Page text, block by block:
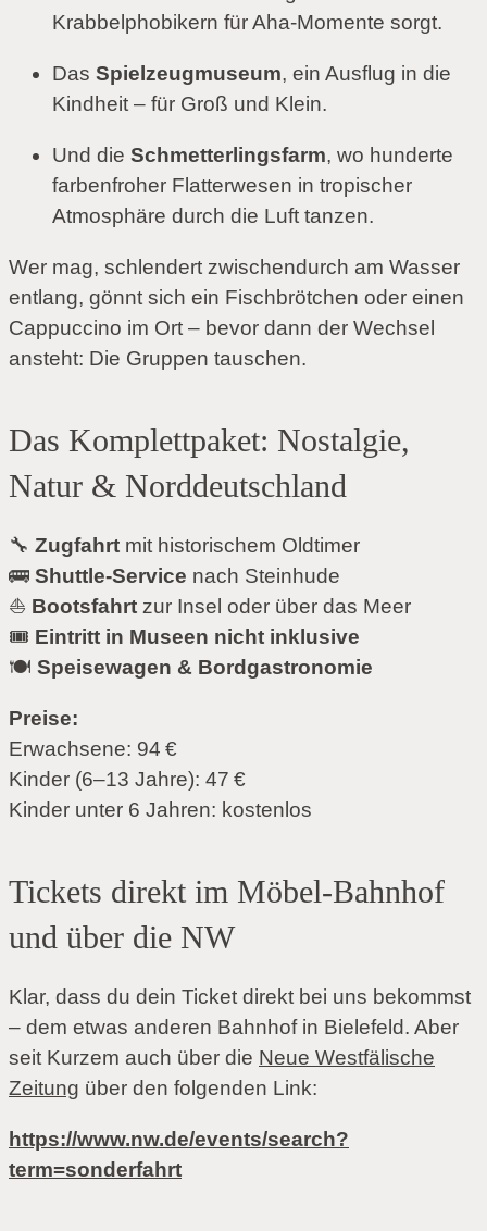
Krabbelphobikern für Aha-Momente sorgt.
Das Spielzeugmuseum, ein Ausflug in die
Kindheit – für Groß und Klein.
Und die Schmetterlingsfarm, wo hunderte
farbenfroher Flatterwesen in tropischer
Atmosphäre durch die Luft tanzen.
Wer mag, schlendert zwischendurch am Wasser
entlang, gönnt sich ein Fischbrötchen oder einen
Cappuccino im Ort – bevor dann der Wechsel
ansteht: Die Gruppen tauschen.
Das Komplettpaket: Nostalgie,
Natur & Norddeutschland
🔧 Zugfahrt mit historischem Oldtimer
🚌 Shuttle-Service nach Steinhude
⛵ Bootsfahrt zur Insel oder über das Meer
🎟 Eintritt in Museen nicht inklusive
🍽 Speisewagen & Bordgastronomie
Preise:
Erwachsene: 94 €
Kinder (6–13 Jahre): 47 €
Kinder unter 6 Jahren: kostenlos
Tickets direkt im Möbel-Bahnhof
und über die NW
Klar, dass du dein Ticket direkt bei uns bekommst
– dem etwas anderen Bahnhof in Bielefeld. Aber
seit Kurzem auch über die Neue Westfälische
Zeitung über den folgenden Link:
https://www.nw.de/events/search?
term=sonderfahrt